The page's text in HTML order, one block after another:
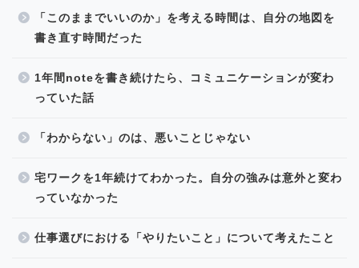
「このままでいいのか」を考える時間は、自分の地図を
書き直す時間だった
1年間noteを書き続けたら、コミュニケーションが変わ
っていた話
「わからない」のは、悪いことじゃない
宅ワークを1年続けてわかった。自分の強みは意外と変わ
っていなかった
仕事選びにおける「やりたいこと」について考えたこと